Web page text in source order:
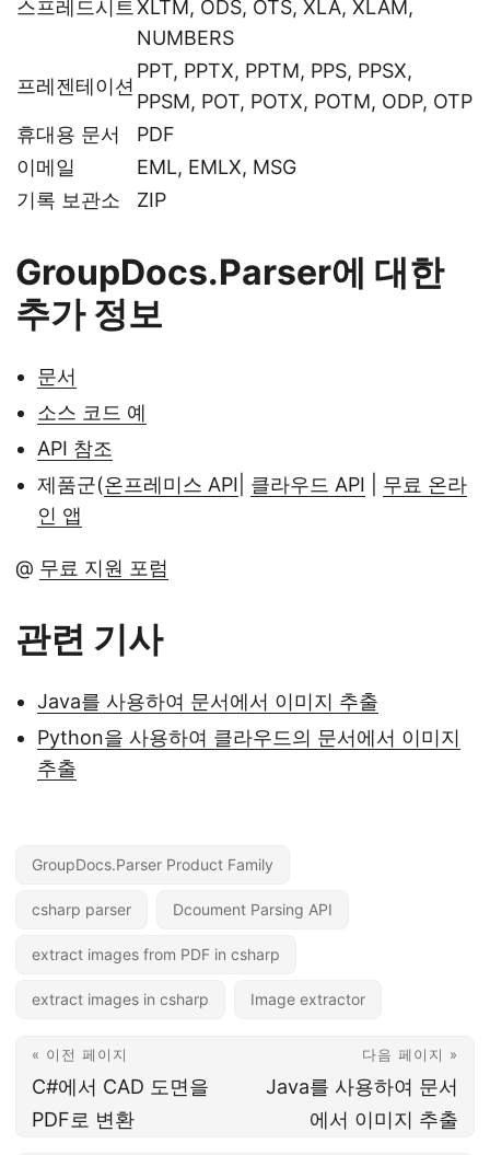
스프레드시트 XLTM, ODS, OTS, XLA, XLAM,
NUMBERS
프레젠테이션
PPT, PPTX, PPTM, PPS, PPSX,
PPSM, POT, POTX, POTM, ODP, OTP
휴대용 문서
PDF
이메일
EML, EMLX, MSG
기록 보관소
ZIP
GroupDocs.Parser에 대한
추가 정보
문서
소스 코드 예
API 참조
제품군(온프레미스 API 클라우드 API
무료 온라
인 앱
@ 무료 지원 포럼
관련 기사
Java를 사용하여 문서에서 이미지 추출
Python을 사용하여 클라우드의 문서에서 이미지
추출
GroupDocs.Parser Product Family
csharp parser Dcoument Parsing API
extract images from PDF in csharp
extract images in csharp Image extractor
« 이전 페이지
C#에서 CAD 도면을
PDF로 변환
다음 페이지 »
Java를 사용하여 문서
에서 이미지 추출